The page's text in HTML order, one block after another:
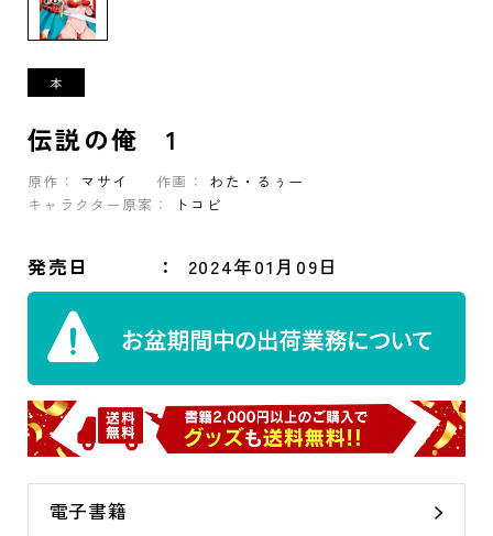
伝説の俺 1
原作： マサイ 作画：
わた・るぅー
キャラクター原案：
トコビ
発売日 2024年01月09日
電子書籍